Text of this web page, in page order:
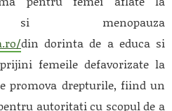
si menopauza
din dorinta de a educa si
femeile defavorizate la
promova drepturile, fiind un
autoritati cu scopul de a